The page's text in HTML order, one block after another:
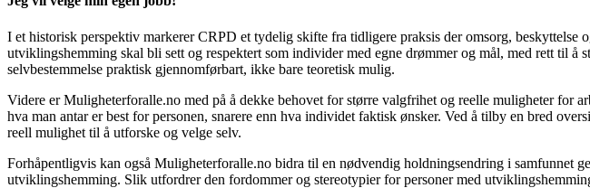
I et historisk perspektiv markerer CRPD et tydelig skifte fra tidligere praksis der omsorg,
utviklingshemming skal bli sett og respektert som individer med egne drømmer og mål, med rett til
selvbestemmelse praktisk gjennomførbart, ikke bare teoretisk mulig.
Videre er Muligheterforalle.no med på å dekke behovet for større valgfrihet og reelle muligheter for
hva man antar er best for personen, snarere enn hva individet faktisk ønsker. Ved å tilby en bred
reell mulighet til å utforske og velge selv.
Forhåpentligvis kan også Muligheterforalle.no bidra til en nødvendig holdningsendring i samfunnet
utviklings­hemming. Slik utfordrer den fordommer og stereotypier for personer med